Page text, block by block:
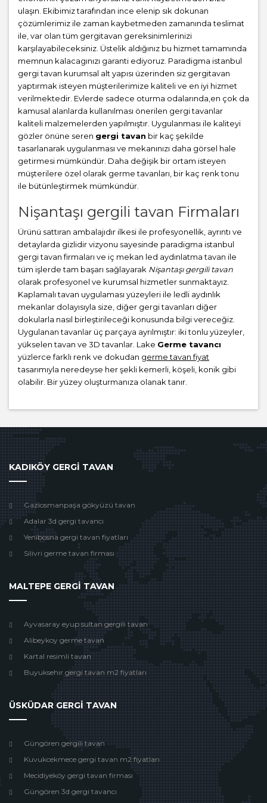
ulaşın. Ekibimiz tarafından ince elenip sık dokunan
çözümlerimiz ile zaman kaybetmeden zamanında teslimat
ile, var olan tüm gergitavan gereksinimlerinizi
karşılayabileceksiniz. Üstelik aldığınız bu hizmet tamamında
memnun kalacagınızı garanti ediyoruz. Paradigma istanbul
gergi tavan kurumsal alt yapısı üzerinden siz gergitavan
yaptırmak isteyen müşterilerimize kaliteli ve en iyi hizmet
verilmektedir. Evlerde sadece oturma odalarında,en çok da
kamusal alanlarda kullanılması önerilen gergi tavanlar
kaliteli malzemelerden yapılmıştır. Uygulanması ile kaliteyi
gözler önüne seren gergi tavan bir kaç şekilde
tasarlanarak uygulanması ve mekanınızı daha görsel hale
getirmesi mümkündür. Daha değişik bir ortam isteyen
müşterilere özel olarak germe tavanları, bir kaç renk tonu
ile bütünleştirmek mümkündür.
Nişantaşı gergili tavan Firmaları
Ürünü sattıran ambalajıdır ilkesi ile profesyonellik, ayrıntı ve
detaylarda gizlidir vizyonu sayesinde paradigma istanbul
gergi tavan firmaları ve iç mekan led aydınlatma tavan ile
tüm işlerde tam başarı sağlayarak Nişantaşı gergili tavan
olarak profesyonel ve kurumsal hizmetler sunmaktayız.
Kaplamalı tavan uygulaması yüzeyleri ile ledli aydınlık
mekanlar dolayısıyla size, diğer gergi tavanları diğer
dokularla nasıl birleştirileceği konusunda bilgi vereceğiz.
Uygulanan tavanlar üç parçaya ayrılmıştır: iki tonlu yüzeyler,
yükselen tavan ve 3D tavanlar. Lake Germe tavancı
yüzlerce farklı renk ve dokudan germe tavan fiyat
tasarımıyla neredeyse her şekli kemerli, köşeli, konik gibi
olabilir. Bir yüzey oluşturmanıza olanak tanır.
KADIKÖY GERGİ TAVAN
Gaziosmanpaşa gökyüzü tavan
Adalar 3d gergi tavancı
Yenibosna gergi tavan fiyatları
Silivri germe tavan firması
MALTEPE GERGİ TAVAN
Ayvasaray eyup sultan gergili tavan
Alibeykoy germe tavan
Kartal resimli tavan
Buyuksehır gergi tavan m2 fiyatları
ÜSKÜDAR GERGİ TAVAN
Güngören gergili tavan
Kuvukcekmece gergi tavan m2 fiyatları
Mecidiyeköy gergi tavan firması
Güngören 3d gergi tavancı